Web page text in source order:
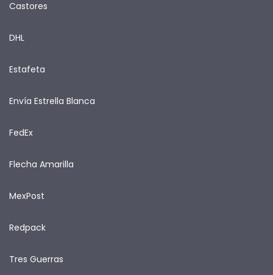
Castores
DHL
Estafeta
Envía Estrella Blanca
FedEx
Flecha Amarilla
MexPost
Redpack
Tres Guerras